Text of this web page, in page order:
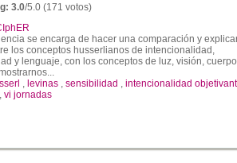
3.0/5.0 (171 votos)
se encarga de hacer una comparación y
los conceptos husserlianos de intencionalidad,
y lenguaje, con los conceptos de luz, visión,
, levinas , sensibilidad , intencionalidad
, vi jornadas